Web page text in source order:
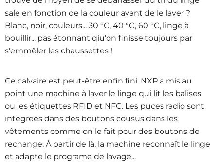
sale en fonction de la couleur avant de le laver ?
Blanc, noir, couleurs... 30 °C, 40 °C, 60 °C, linge à
bouillir... pas étonnant qiu'on finisse toujours par
s'emmêler les chaussettes !
Ce calvaire est peut-être enfin fini. NXP a mis au
point une machine à laver le linge qui lit les balises
ou les étiquettes RFID et NFC. Les puces radio sont
intégrées dans des boutons cousus dans les
vêtements comme on le fait pour des boutons de
rechange. À partir de là, la machine reconnaît le linge
et adapte le programe de lavage...